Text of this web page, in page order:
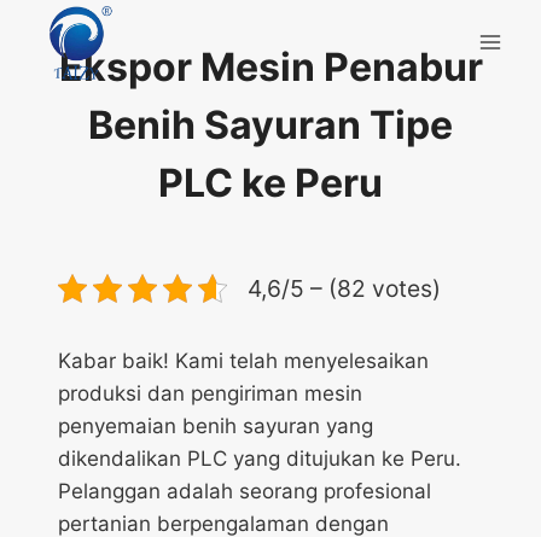
contentEkspor Mesin Penabur
Benih Sayuran Tipe
PLC ke Peru
4,6/5 – (82 votes)
Kabar baik! Kami telah menyelesaikan
produksi dan pengiriman mesin
penyemaian benih sayuran yang
dikendalikan PLC yang ditujukan ke Peru.
Pelanggan adalah seorang profesional
pertanian berpengalaman dengan